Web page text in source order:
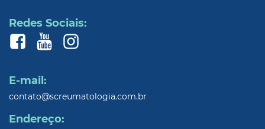
Redes Sociais:
E-mail:
contato@screumatologia.com.br
Endereço: